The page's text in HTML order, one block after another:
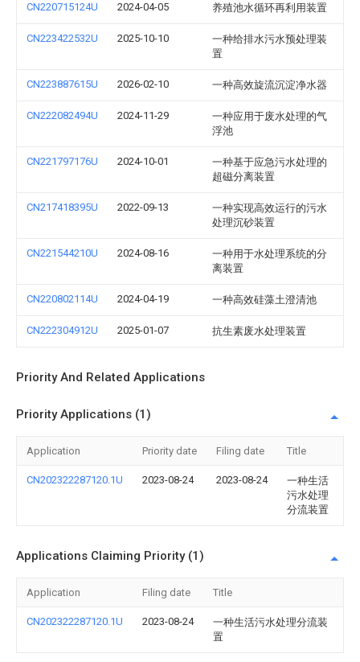
CN220715124U 2024-04-05 养殖池水循环再利用装置
CN223422532U 2025-10-10
一种给排水污水预处理装
置
CN223887615U 2026-02-10 一种高效旋流沉淀净水器
CN222082494U 2024-11-29
一种应用于废水处理的气
浮池
CN221797176U 2024-10-01
一种基于应急污水处理的
超磁分离装置
CN217418395U 2022-09-13
一种实现高效运行的污水
处理沉砂装置
CN221544210U 2024-08-16
一种用于水处理系统的分
离装置
CN220802114U 2024-04-19 一种高效硅藻土澄清池
CN222304912U 2025-01-07 抗生素废水处理装置
Priority And Related Applications
Priority Applications (1)
Application Priority date Filing date Title
CN202322287120.1U 2023-08-24 2023-08-24
一种生活
污水处理
分流装置
Applications Claiming Priority (1)
Application Filing date Title
CN202322287120.1U 2023-08-24
一种生活污水处理分流装
置